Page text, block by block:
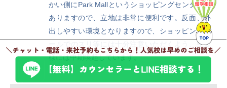
かい側にPark Mallというショッピングセンターも
ありますので、立地は非常に便利です。反面、外
出しやすい環境となりますので、ショッピングモ
ールでのスリ等には十分注意いただくよう、生徒
様には中期喚起しています。